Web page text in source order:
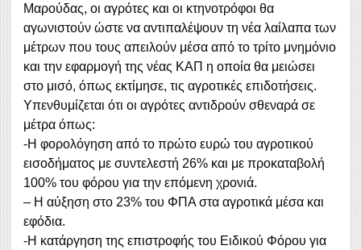
Μαρούδας, οι αγρότες και οι κτηνοτρόφοι θα
αγωνιστούν ώστε να αντιπαλέψουν τη νέα λαίλαπα των
μέτρων που τους απειλούν μέσα από το τρίτο μνημόνιο
και την εφαρμογή της νέας ΚΑΠ η οποία θα μειώσει
στο μισό, όπως εκτίμησε, τις αγροτικές επιδοτήσεις.
Υπενθυμίζεται ότι οι αγρότες αντιδρούν σθεναρά σε
μέτρα όπως:
-Η φορολόγηση από το πρώτο ευρώ του αγροτικού
εισοδήματος με συντελεστή 26% και με προκαταβολή
100% του φόρου για την επόμενη χρονιά.
– Η αύξηση στο 23% του ΦΠΑ στα αγροτικά μέσα και
εφόδια.
-Η κατάργηση της επιστροφής του Ειδικού Φόρου για